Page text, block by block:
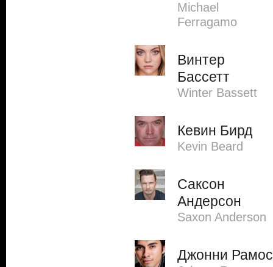
Michael
Ferragamo
Винтер
Бассетт
Winter Bassett
Кевин Бирд
Kevin Beard
Саксон
Андерсон
Saxon Anderson
Джонни Рамос